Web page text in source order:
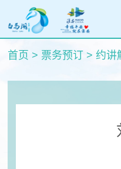
首页 > 票务预订 >约讲